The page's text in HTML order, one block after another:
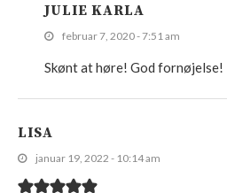
JULIE KARLA
februar 7, 2020 - 7:51 am
Skønt at høre! God fornøjelse!
LISA
januar 19, 2022 - 10:14 am